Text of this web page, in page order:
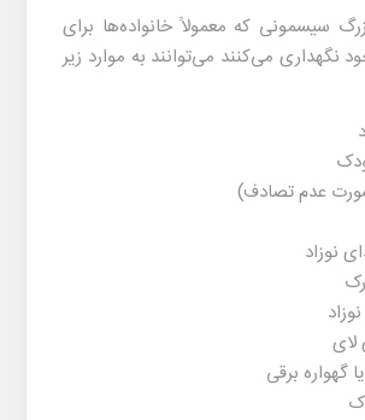
سیسمونی که معمولاً خانواده‌ها برای
نگهداری می‌کنند می‌توانند به موارد زیر
عدم تصادف)
نوزاد
لای
گهواره برقی